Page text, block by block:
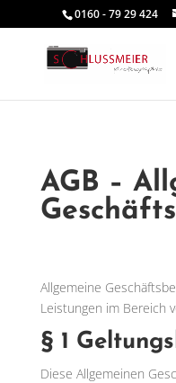
0160 - 79 29 424
AGB –
Allgemeine
Leistungen im Bereich
§ 1
Diese Allgemeinen